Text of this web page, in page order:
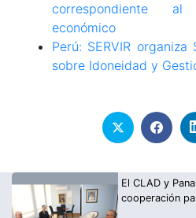
correspondiente
económico
Perú: SERVIR
sobre Idoneidad y
El CLAD y
cooperación